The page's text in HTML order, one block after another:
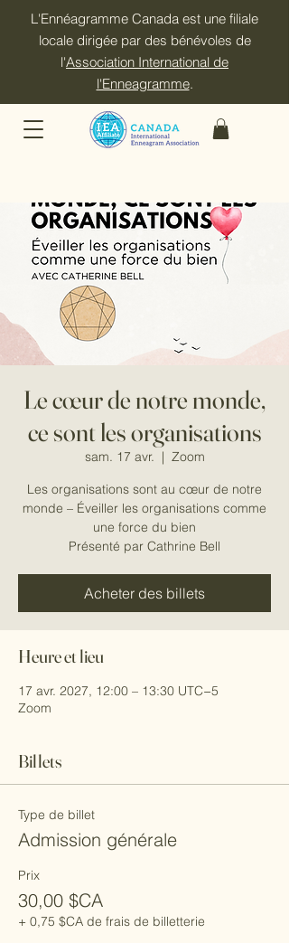
L'Ennéagramme Canada est une filiale
locale dirigée par des bénévoles de
l'Association International de
l'Enneagramme.
Le cœur de notre monde,
ce sont les organisations
sam. 17 avr.
  |
Zoom
Les organisations sont au cœur de notre
monde – Éveiller les organisations comme
une force du bien
Présenté par Cathrine Bell
Acheter des billets
Heure et lieu
17 avr. 2027, 12:00 – 13:30 UTC−5
Zoom
Billets
Type de billet
Admission générale
Prix
30,00 $CA
+ 0,75 $CA de frais de billetterie